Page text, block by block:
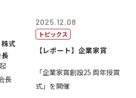
株式
長
2025.12.08
トピックス
【レポート】企業家賞
「企業家賞創設25 周年授賞
式」を開催